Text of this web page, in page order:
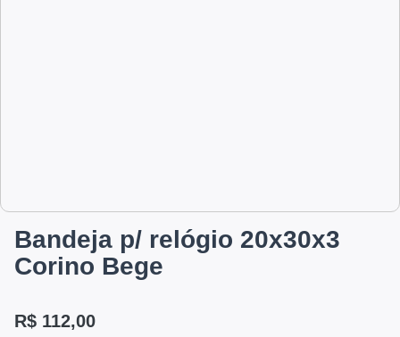
Bandeja p/ relógio 20x30x3
Corino Bege
R$ 112,00